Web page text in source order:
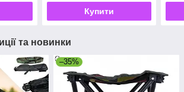
Купити
та новинки
–35%